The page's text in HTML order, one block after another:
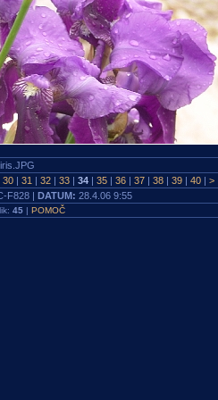
iris.JPG
30 | 31 | 32 | 33 | 34 | 35 | 36 | 37 | 38 | 39 | 40 | >
F828 | DATUM: 28.4.06 9:55
45| POMOČ